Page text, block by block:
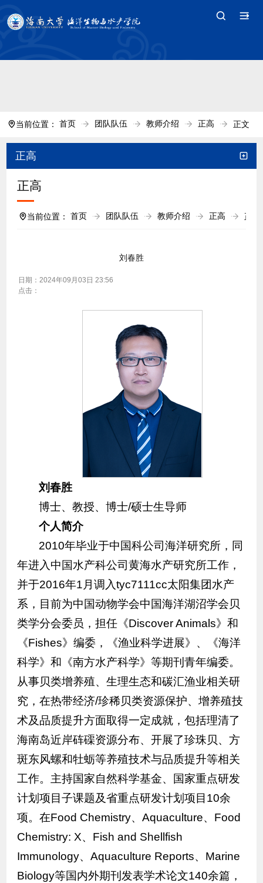
中国·tyc7111cc太阳(集团)官方网站-Branding
当前位置：首页 团队队伍 教师介绍 正高 正文
正高
正高
当前位置：首页 团队队伍 教师介绍 正高 正文
刘春胜
日期：2024年09月03日 23:56
点击：
刘春胜
博士、教授、博士/硕士生导师
个人简介
2010年毕业于中国科公司海洋研究所，同
年进入中国水产科公司黄海水产研究所工作，
并于2016年1月调入tyc7111cc太阳集团水产
系， 目前为中国动物学会中国海洋湖沼学会贝
类学分会委员，担任《Discover Animals》和
《Fishes》编委，《渔业科学进展》、《海洋
科学》和《南方水产科学》等期刊青年编委。
从事贝类增养殖、生理生态和碳汇渔业相关研
究，在热带经济/珍稀贝类资源保护、增养殖技
术及品质提升方面取得一定成就，包括理清了
海南岛近岸砗磲资源分布、开展了珍珠贝、方
斑东风螺和牡蛎等养殖技术与品质提升等相关
工作。主持国家自然科学基金、国家重点研发
计划项目子课题及省重点研发计划项目10余
项。在Food Chemistry、Aquaculture、Food
Chemistry: X、Fish and Shellfish
Immunology、Aquaculture Reports、Marine
Biology等国内外期刊发表学术论文140余篇，